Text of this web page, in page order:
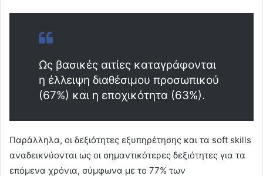
Ως βασικές αιτίες καταγράφονται
η έλλειψη διαθέσιμου προσωπικού
(67%) και η εποχικότητα (63%).
Παράλληλα, οι δεξιότητες εξυπηρέτησης και τα soft skills
αναδεικνύονται ως οι σημαντικότερες δεξιότητες για τα
επόμενα χρόνια, σύμφωνα με το 77% των